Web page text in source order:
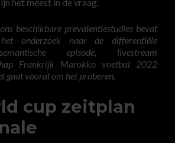
beschikbare prevalentiestudies bevat
onderzoek naar de differentiële
episode, livestream
Frankrijk Marokko voetbal 2022
gaat vooral om het proberen.
cup zeitplan